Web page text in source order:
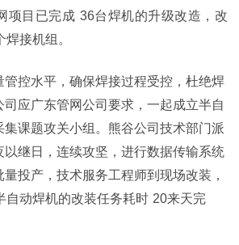
项目已完成 36台焊机的升级改造，改
焊接机组。
管控水平，确保焊接过程受控，杜绝焊
应广东管网公司要求，一起成立半自
课题攻关小组。熊谷公司技术部门派
以继日，连续攻坚，进行数据传输系统
投产，技术服务工程师到现场改装，
自动焊机的改装任务耗时 20来天完